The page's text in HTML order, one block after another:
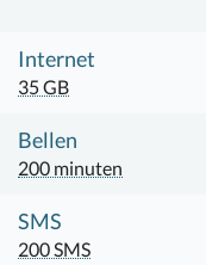
Internet
35 GB
Bellen
200 minuten
SMS
200 SMS